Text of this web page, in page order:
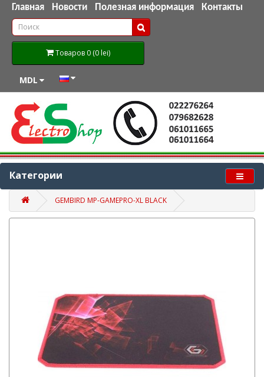
Главная Новости Полезная информация Контакты
Товаров 0 (0 lei)
MDL
Категории
GEMBIRD MP-GAMEPRO-XL BLACK